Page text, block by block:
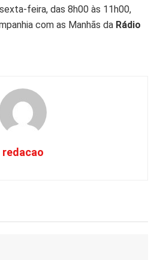
feira, das 8h00 às 11h00,
com as Manhãs da Rádio
redacao